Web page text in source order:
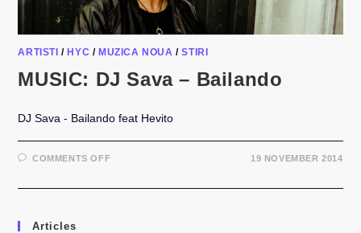
ARTISTI / HYC / MUZICA NOUA /STIRI
MUSIC: DJ Sava – Bailando
DJ Sava - Bailando feat Hevito
COMMENTS OFFON
SAVA
19 NOVEMBER 2014
Articles